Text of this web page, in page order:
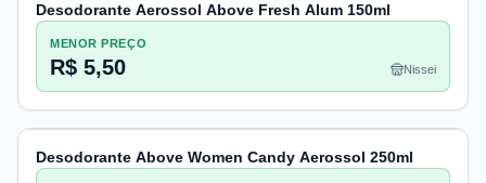
Desodorante Aerossol Above Fresh Alum 150ml
MENOR PREÇO
R$ 5,50 Nissei
Desodorante Above Women Candy Aerossol 250ml